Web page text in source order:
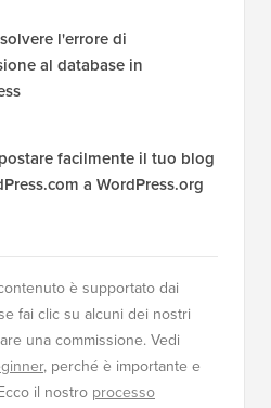
l'errore di
al database in
facilmente il tuo blog
a WordPress.org
è supportato dai
fai clic su alcuni dei nostri
una commissione. Vedi
, perché è importante e
il nostro processo